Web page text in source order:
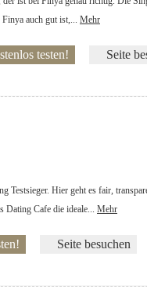
auch gut ist,... Mehr
testen! Seite
Testsieger. Hier geht es fair,
Dating Cafe die ideale... Mehr
Seite besuchen